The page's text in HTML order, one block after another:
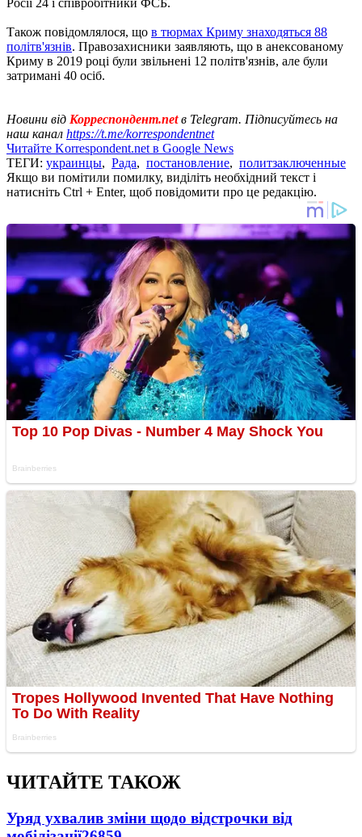
Також повідомлялося, що в тюрмах Криму знаходяться 88
політв'язнів. Правозахисники заявляють, що в анексованому
Криму в 2019 році були звільнені 12 політв'язнів, але були
затримані 40 осіб.
Новини від Корреспондент.netв Telegram. Підписуйтесь на
наш канал https://t.me/korrespondentnet
Читайте Korrespondent.net в Google News
ТЕГИ: украинцы, Рада, постановление, политзаключенные
Якщо ви помітили помилку, виділіть необхідний текст і
натисніть Ctrl + Enter, щоб повідомити про це редакцію.
ЧИТАЙТЕ ТАКОЖ
Уряд ухвалив зміни щодо відстрочки від